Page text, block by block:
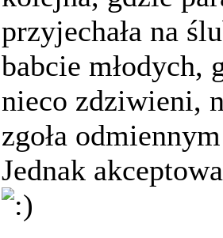
przyjechała na
babcie młodych,
nieco zdziwieni,
zgoła
Jednak